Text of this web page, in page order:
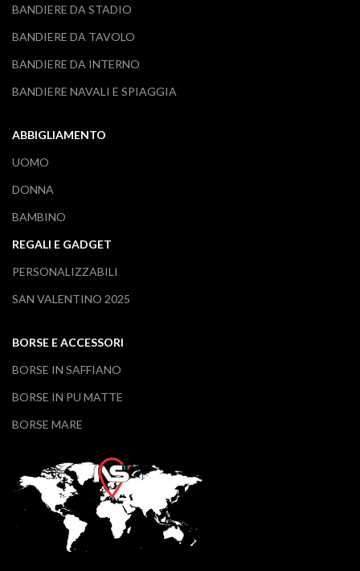
BANDIERE DA STADIO
BANDIERE DA TAVOLO
BANDIERE DA INTERNO
BANDIERE NAVALI E SPIAGGIA
ABBIGLIAMENTO
UOMO
DONNA
BAMBINO
REGALI E GADGET
PERSONALIZZABILI
SAN VALENTINO 2025
BORSE E ACCESSORI
BORSE IN SAFFIANO
BORSE IN PU MATTE
BORSE MARE